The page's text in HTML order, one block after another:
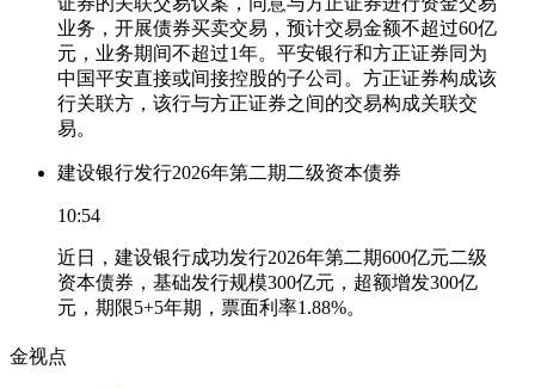
业务，开展债券买卖交易，预计交易金额不超过60亿
元，业务期间不超过1年。平安银行和方正证券同为
中国平安直接或间接控股的子公司。方正证券构成该
行关联方，该行与方正证券之间的交易构成关联交
易。
建设银行发行2026年第二期二级资本债券
10:54
近日，建设银行成功发行2026年第二期600亿元二级
资本债券，基础发行规模300亿元，超额增发300亿
元，期限5+5年期，票面利率1.88%。
金视点